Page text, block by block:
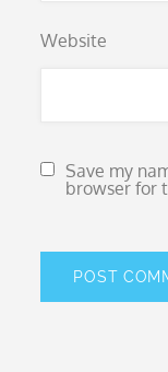
Website
Save my
browser for